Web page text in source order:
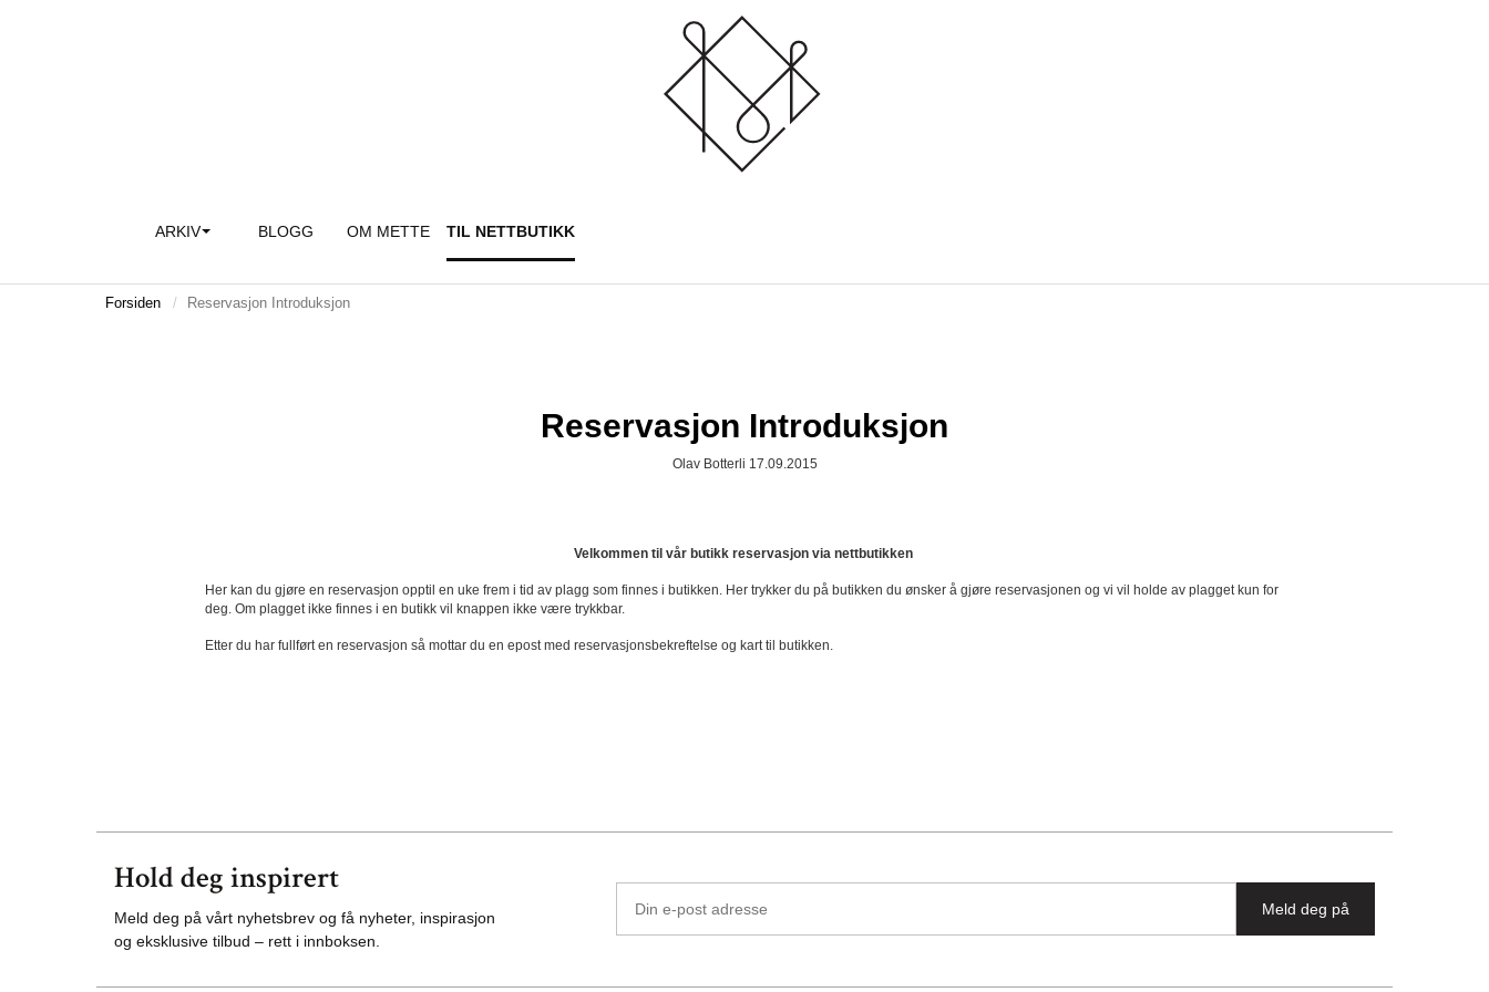
ARKIV BLOGG OM METTE TIL NETTBUTIKK
Forsiden Reservasjon Introduksjon
Reservasjon Introduksjon
Olav Botterli 17.09.2015
Velkommen til vår butikk reservasjon via nettbutikken
Her kan du gjøre en reservasjon opptil en uke frem i tid av plagg som finnes i butikken. Her trykker du på butikken du ønsker å gjøre reservasjonen og vi vil holde av plagget kun for
deg. Om plagget ikke finnes i en butikk vil knappen ikke være trykkbar.
Etter du har fullført en reservasjon så mottar du en epost med reservasjonsbekreftelse og kart til butikken.
Hold deg inspirert
Meld deg på vårt nyhetsbrev og få nyheter, inspirasjon
og eksklusive tilbud – rett i innboksen.
post
Meld deg på